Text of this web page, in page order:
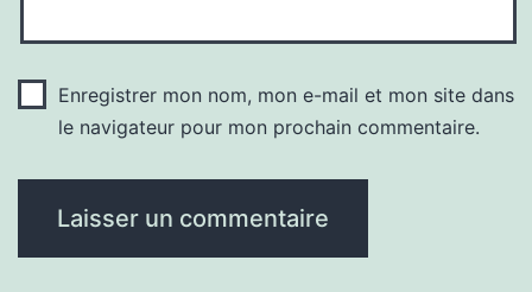
Enregistrer mon nom, mon e-mail et mon site dans
le navigateur pour mon prochain commentaire.